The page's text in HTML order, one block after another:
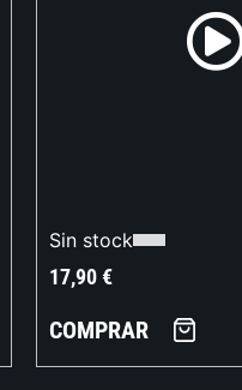
Sin stock
17,90€
COMPRAR